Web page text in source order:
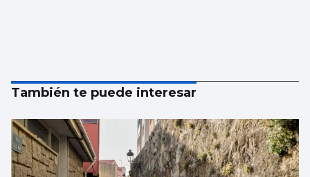
También te puede interesar